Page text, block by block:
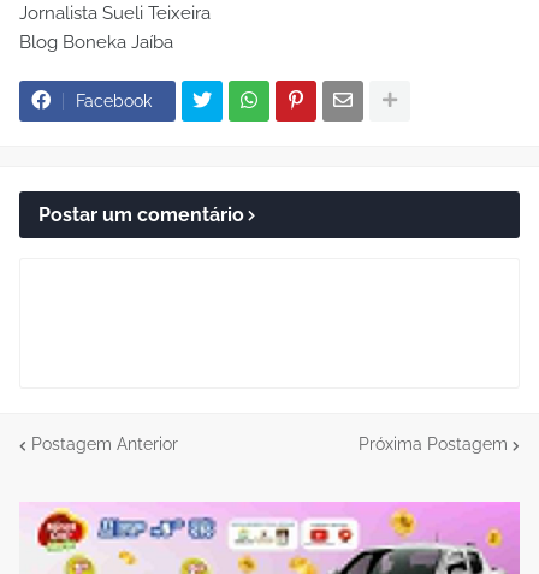
Jornalista Sueli Teixeira
Blog Boneka Jaíba
Facebook
Postar um comentário
Postagem Anterior Próxima Postagem